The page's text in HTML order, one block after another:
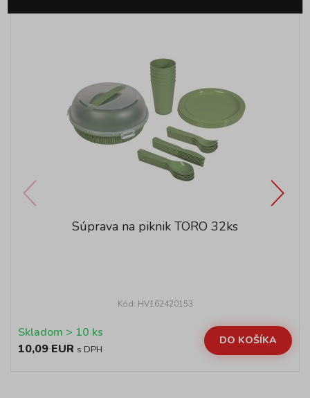
Súprava na piknik TORO 32ks
Kód: HV162420153
Skladom > 10 ks
10,09 EUR s DPH
DO KOŠÍKA